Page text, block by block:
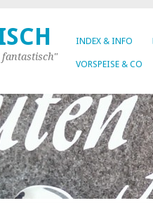
INDEX & INFO
VORSPEISE & CO
fantastisch"